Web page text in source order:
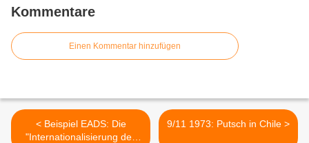
Kommentare
Einen Kommentar hinzufügen
< Beispiel EADS: Die
"Internationalisierung des
9/11 1973: Putsch in Chile >